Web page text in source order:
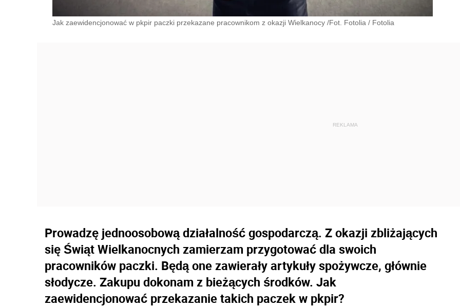
Jak zaewidencjonować w pkpir paczki przekazane pracownikom z okazji Wielkanocy /Fot. Fotolia / Fotolia
Prowadzę jednoosobową działalność gospodarczą. Z okazji zbliżających
się Świąt Wielkanocnych zamierzam przygotować dla swoich
pracowników paczki. Będą one zawierały artykuły spożywcze, głównie
słodycze. Zakupu dokonam z bieżących środków. Jak
zaewidencjonować przekazanie takich paczek w pkpir?